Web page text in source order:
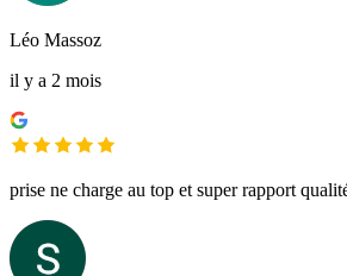
Léo Massoz
il y a 2 mois
prise ne charge au top et super rapport